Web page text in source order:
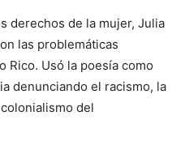
derechos de la mujer, Julia
las problemáticas
Rico. Usó la poesía como
denunciando el racismo, la
del